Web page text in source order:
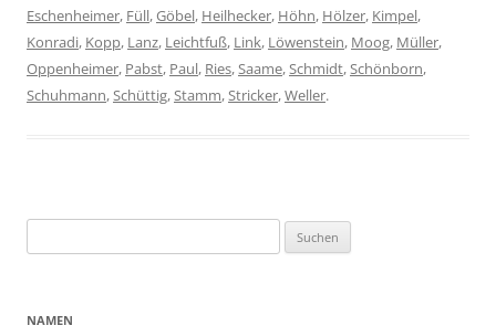
Eschenheimer, Füll,Göbel, Heilhecker, Höhn, Hölzer, Kimpel,
Konradi, Kopp, Lanz, Leichtfuß, Link, Löwenstein, Moog, Müller,
Oppenheimer, Pabst, Paul, Ries,Saame,Schmidt,Schönborn,
Schuhmann,Schüttig,Stamm,Stricker,Weller.
nach:
NAMEN